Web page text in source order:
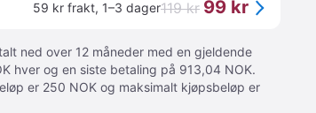
59 kr frakt, 1–3 dager119 kr 99 kr
ned over 12 måneder med en gjeldende
hver og en siste betaling på 913,04 NOK.
er 250 NOK og maksimalt kjøpsbeløp er